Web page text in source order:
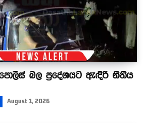
පොලිස් බල ප්‍රදේශයට ඇඳිරි නීතිය
August 1, 2026